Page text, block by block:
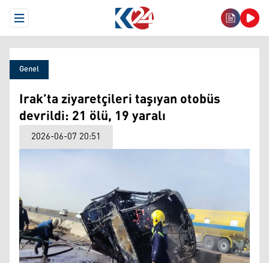
Open Menu
Genel
Irak’ta ziyaretçileri taşıyan otobüs
devrildi: 21 ölü, 19 yaralı
2026-06-07 20:51